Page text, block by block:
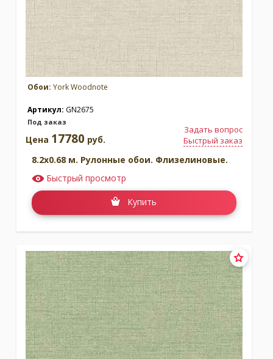
Заказать обратный звонок
Обои: York Woodnote
Артикул: GN2675
Под заказ
Задать вопрос
Быстрый заказ
Цена 17780 руб.
8.2x0.68 м. Рулонные обои. Флизелиновые.
Быстрый просмотр
Купить